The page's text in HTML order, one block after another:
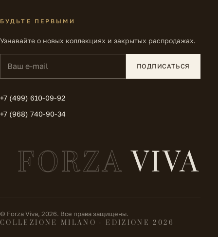
БУДЬТЕ ПЕРВЫМИ
Узнавайте о новых коллекциях и закрытых распродажах.
ПОДПИСАТЬСЯ
+7 (499) 610-09-92
+7 (968) 740-90-34
FORZAVIVA
© Forza Viva, 2026. Все права защищены.
COLLEZIONE MILANO · EDIZIONE 2026